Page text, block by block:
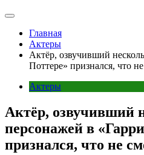
Главная
Актеры
Актёр, озвучивший
Поттере» признался, что
Актеры
Актёр, озвучивший
персонажей в
признался, что не